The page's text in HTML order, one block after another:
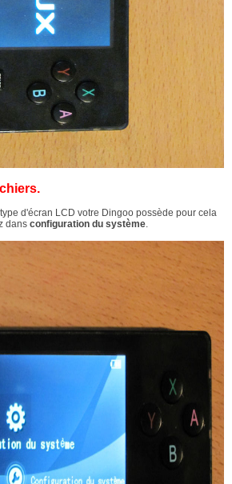
type d'écran LCD votre Dingoo possède pour cela
dans configuration du système.